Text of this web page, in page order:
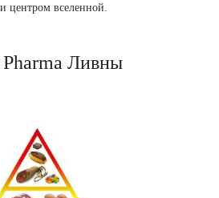
центром вселенной.
Ливны